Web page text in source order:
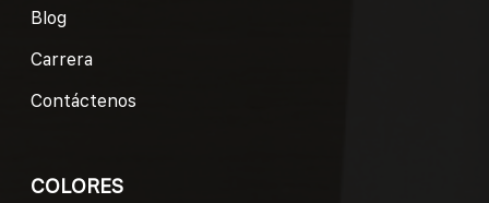
Blog
Carrera
Contáctenos
COLORES